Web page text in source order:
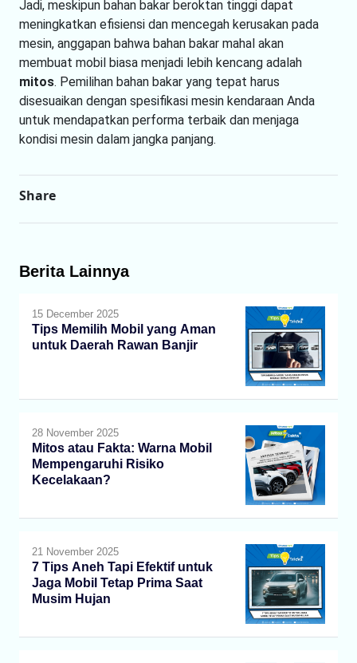
Jadi, meskipun bahan bakar beroktan tinggi dapat
meningkatkan efisiensi dan mencegah kerusakan pada
mesin, anggapan bahwa bahan bakar mahal akan
membuat mobil biasa menjadi lebih kencang adalah
mitos. Pemilihan bahan bakar yang tepat harus
disesuaikan dengan spesifikasi mesin kendaraan Anda
untuk mendapatkan performa terbaik dan menjaga
kondisi mesin dalam jangka panjang.
Share
Berita Lainnya
15 December 2025
Tips Memilih Mobil yang Aman
untuk Daerah Rawan Banjir
28 November 2025
Mitos atau Fakta: Warna Mobil
Mempengaruhi Risiko
Kecelakaan?
21 November 2025
7 Tips Aneh Tapi Efektif untuk
Jaga Mobil Tetap Prima Saat
Musim Hujan